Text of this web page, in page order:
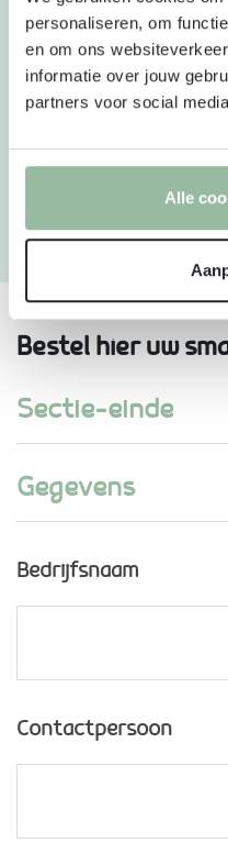
personaliseren, om
en om ons
informatie over jouw
partners voor social
Alle
(+2.95 p.p.), volle
glutenvrije granola
gesneden fruitsalade
De lunch wordt
verpakkingen (deze
pakketjes verpakt)
Bestel hier uw
Sectie-einde
Gegevens
Bedrijfsnaam
Contactpersoon